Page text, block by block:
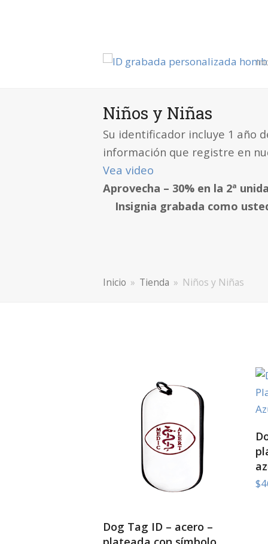
Niños y Niñas
Su identificador incluye 1 año
información que registre en
Vea video
Aprovecha – 30% en la 2ª
Insignia grabada como
Inicio » Tienda » Niños y Niñas
SELECT OPTIONS
Dog Tag ID – acero –
$